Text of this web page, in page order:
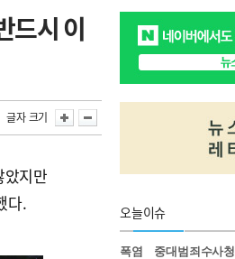
드시 이
글자 크기
지만
다.
오늘이슈
폭염 중대범죄수사청